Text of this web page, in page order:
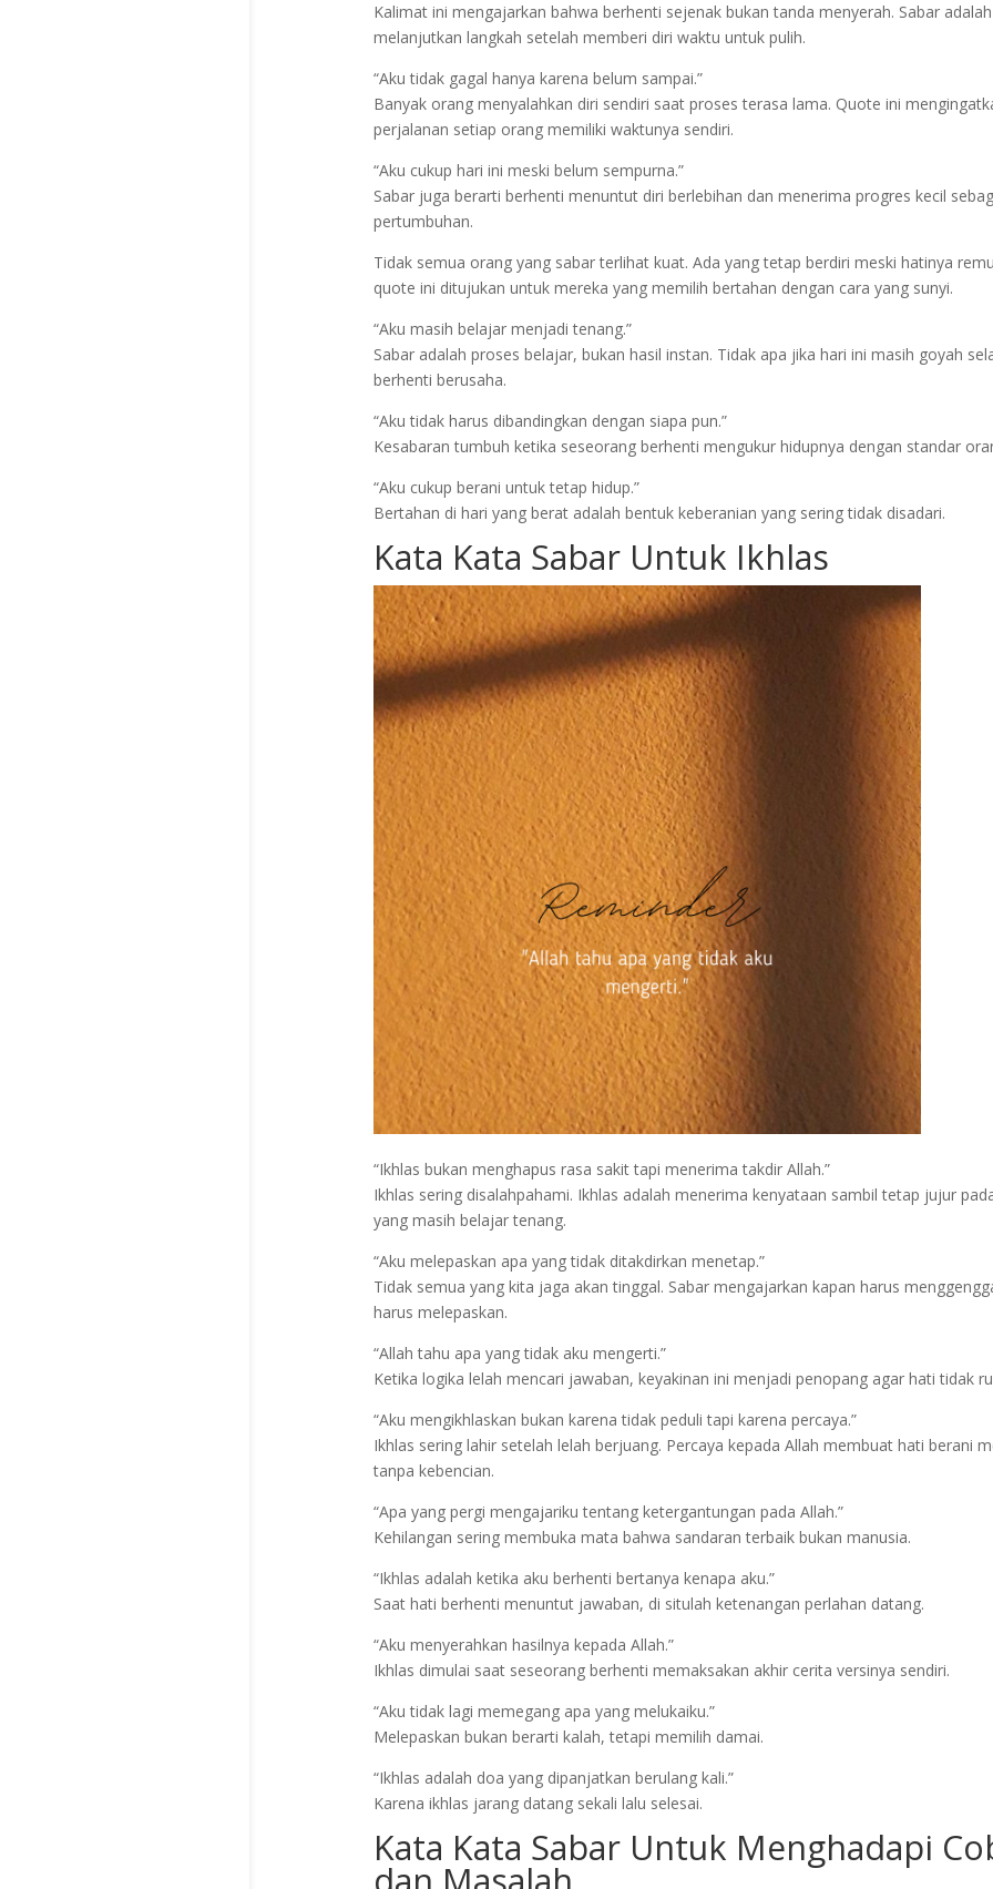
Kalimat ini mengajarkan bahwa berhenti sejenak bukan tanda menyerah. Sabar
melanjutkan langkah setelah memberi diri waktu untuk pulih.
“Aku tidak gagal hanya karena belum sampai.”
Banyak orang menyalahkan diri sendiri saat proses terasa lama. Quote ini
perjalanan setiap orang memiliki waktunya sendiri.
“Aku cukup hari ini meski belum sempurna.”
Sabar juga berarti berhenti menuntut diri berlebihan dan menerima progres kecil
pertumbuhan.
Tidak semua orang yang sabar terlihat kuat. Ada yang tetap berdiri meski hatinya
quote ini ditujukan untuk mereka yang memilih bertahan dengan cara yang sunyi.
“Aku masih belajar menjadi tenang.”
Sabar adalah proses belajar, bukan hasil instan. Tidak apa jika hari ini masih goyah
berhenti berusaha.
“Aku tidak harus dibandingkan dengan siapa pun.”
Kesabaran tumbuh ketika seseorang berhenti mengukur hidupnya dengan standar
“Aku cukup berani untuk tetap hidup.”
Bertahan di hari yang berat adalah bentuk keberanian yang sering tidak disadari.
Kata Kata Sabar Untuk Ikhlas
“Ikhlas bukan menghapus rasa sakit tapi menerima takdir Allah.”
Ikhlas sering disalahpahami. Ikhlas adalah menerima kenyataan sambil tetap jujur
yang masih belajar tenang.
“Aku melepaskan apa yang tidak ditakdirkan menetap.”
Tidak semua yang kita jaga akan tinggal. Sabar mengajarkan kapan harus
harus melepaskan.
“Allah tahu apa yang tidak aku mengerti.”
Ketika logika lelah mencari jawaban, keyakinan ini menjadi penopang agar hati tidak
“Aku mengikhlaskan bukan karena tidak peduli tapi karena percaya.”
Ikhlas sering lahir setelah lelah berjuang. Percaya kepada Allah membuat hati berani
tanpa kebencian.
“Apa yang pergi mengajariku tentang ketergantungan pada Allah.”
Kehilangan sering membuka mata bahwa sandaran terbaik bukan manusia.
“Ikhlas adalah ketika aku berhenti bertanya kenapa aku.”
Saat hati berhenti menuntut jawaban, di situlah ketenangan perlahan datang.
“Aku menyerahkan hasilnya kepada Allah.”
Ikhlas dimulai saat seseorang berhenti memaksakan akhir cerita versinya sendiri.
“Aku tidak lagi memegang apa yang melukaiku.”
Melepaskan bukan berarti kalah, tetapi memilih damai.
“Ikhlas adalah doa yang dipanjatkan berulang kali.”
Karena ikhlas jarang datang sekali lalu selesai.
Kata Kata Sabar Untuk Menghadapi